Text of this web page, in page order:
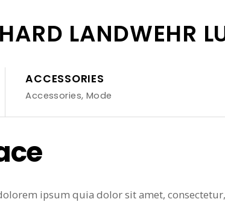
LANDWEHR
ACCESSORIES
Accessories, Mode
ipsum quia dolor sit amet,